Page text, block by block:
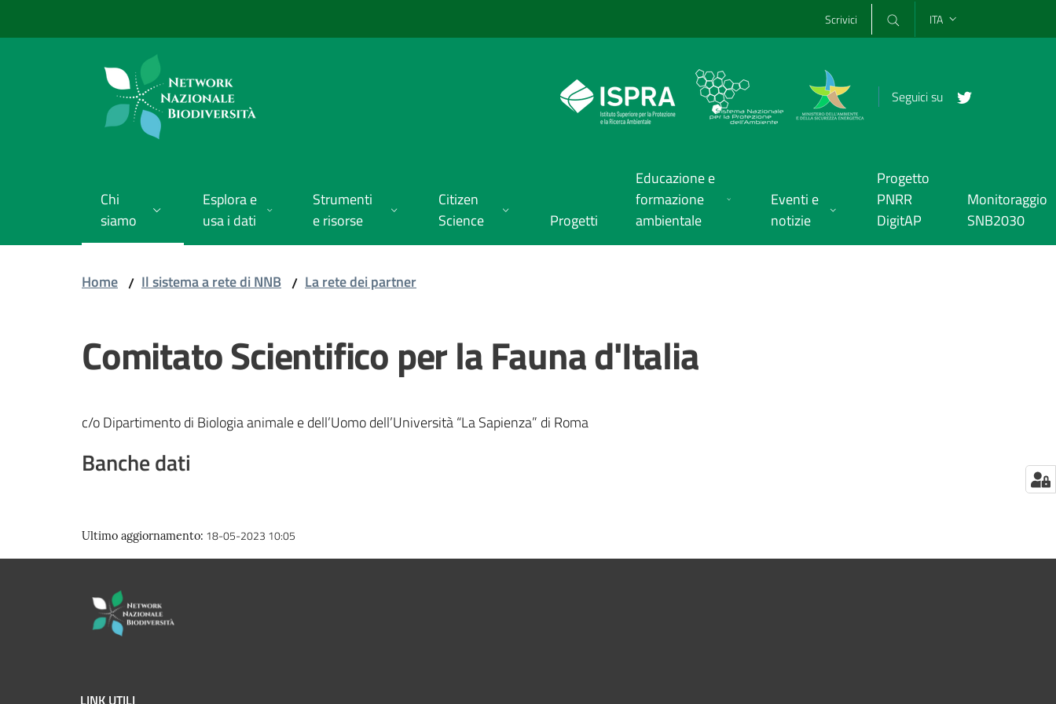
Scrivici ITA
Seguici su
Chi
siamo
Esplora e
usa i dati
Strumenti
e risorse
Citizen
Science
Progetti
Educazione e
formazione
ambientale
Eventi e
notizie
Progetto
PNRR
DigitAP
Monitoraggio
SNB2030
Home / Il sistema a rete di NNB / La rete dei partner
Comitato Scientifico per la Fauna d'Italia
c/o Dipartimento di Biologia animale e dell’Uomo dell’Università “La Sapienza” di Roma
Banche dati
Ultimo aggiornamento: 18-05-2023 10:05
LINK UTILI